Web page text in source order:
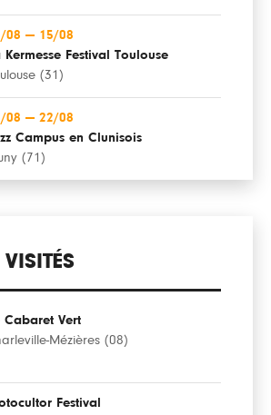
08 — 15/08
Kermesse Festival Toulouse
(31)
08 — 22/08
Campus en Clunisois
(71)
VISITÉS
Cabaret Vert
Mézières (08)
Festival